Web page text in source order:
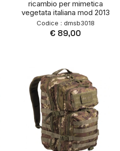
ricambio per mimetica
vegetata italiana mod 2013
Codice : dmsb3018
€ 89,00